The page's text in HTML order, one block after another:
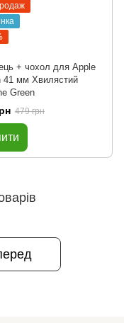
+ чохол для Apple
41 мм Хвилястий
Green
479 грн